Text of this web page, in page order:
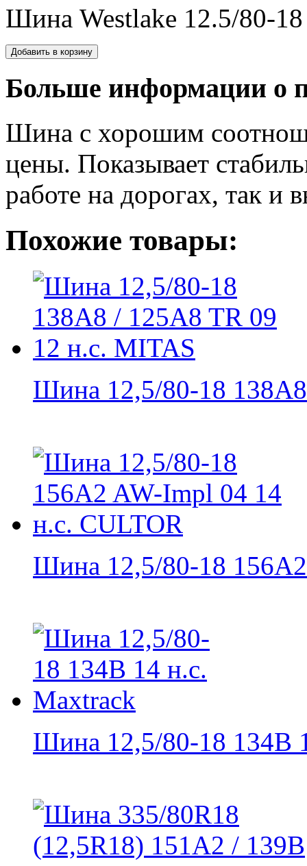
Шина Westlake 12.5/80-18
Больше информации о
Шина с хорошим
цены. Показывает
работе на дорогах, так и
Похожие товары:
Шина 12,5/80-18
Шина 12,5/80-18
Шина 12,5/80-18 134B